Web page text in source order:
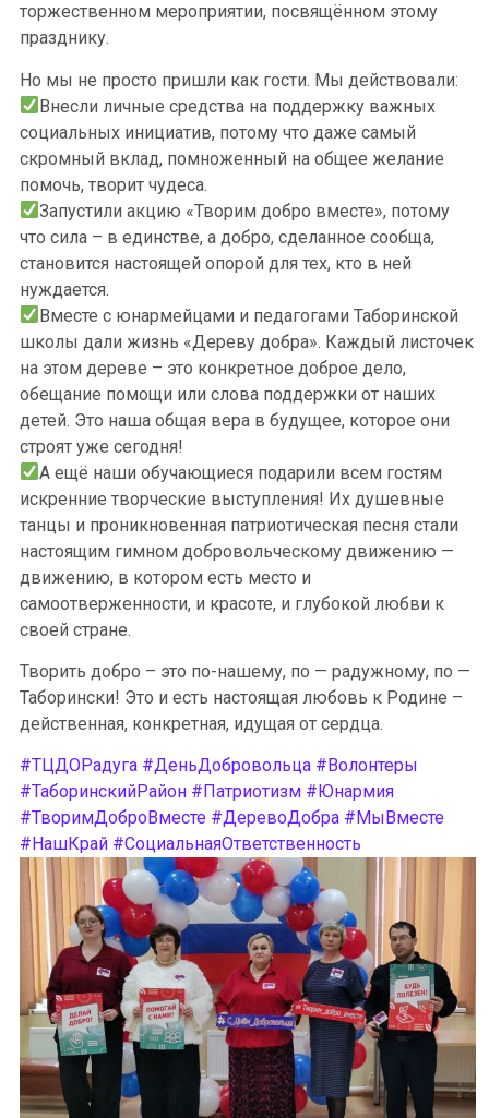
торжественном мероприятии, посвящённом этому
празднику.
Но мы не просто пришли как гости. Мы действовали:
Внесли личные средства на поддержку важных
социальных инициатив, потому что даже самый
скромный вклад, помноженный на общее желание
помочь, творит чудеса.
Запустили акцию «Творим добро вместе», потому
что сила – в единстве, а добро, сделанное сообща,
становится настоящей опорой для тех, кто в ней
нуждается.
Вместе с юнармейцами и педагогами Таборинской
школы дали жизнь «Дереву добра». Каждый листочек
на этом дереве – это конкретное доброе дело,
обещание помощи или слова поддержки от наших
детей. Это наша общая вера в будущее, которое они
строят уже сегодня!
А ещё наши обучающиеся подарили всем гостям
искренние творческие выступления! Их душевные
танцы и проникновенная патриотическая песня стали
настоящим гимном добровольческому движению —
движению, в котором есть место и
самоотверженности, и красоте, и глубокой любви к
своей стране.
Творить добро – это по-нашему, по — радужному, по —
Таборински! Это и есть настоящая любовь к Родине –
действенная, конкретная, идущая от сердца.
#ТЦДОРадуга #ДеньДобровольца #Волонтеры
#ТаборинскийРайон #Патриотизм #Юнармия
#ТворимДоброВместе #ДеревоДобра #МыВместе
#НашКрай #СоциальнаяОтветственность